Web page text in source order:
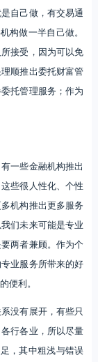
自己做，有交易通
构做一半自己做。
接受，因为可以免
顺推出委托财富管
托管理服务；作为
一些金融机构推出
些很人性化、个性
机构推出更多服务
们未来可能是专业
两者兼顾。作为个
业服务所带来的好
便利。
没有展开，有些只
行各业，所以尽量
，其中粗浅与错误